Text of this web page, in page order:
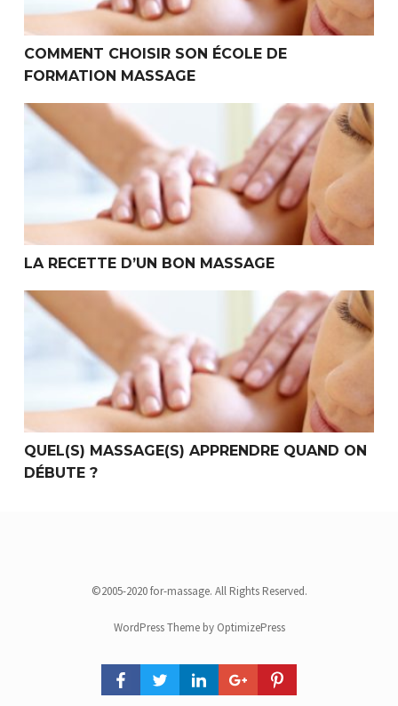
COMMENT CHOISIR SON ÉCOLE DE
FORMATION MASSAGE
La Recette d’un Bon Massage
LA RECETTE D’UN BON MASSAGE
Quel(s) Massage(s) Apprendre quand on débute ?
QUEL(S) MASSAGE(S) APPRENDRE QUAND ON
DÉBUTE ?
©2005-2020 for-massage. All Rights Reserved.
WordPress Theme by OptimizePress